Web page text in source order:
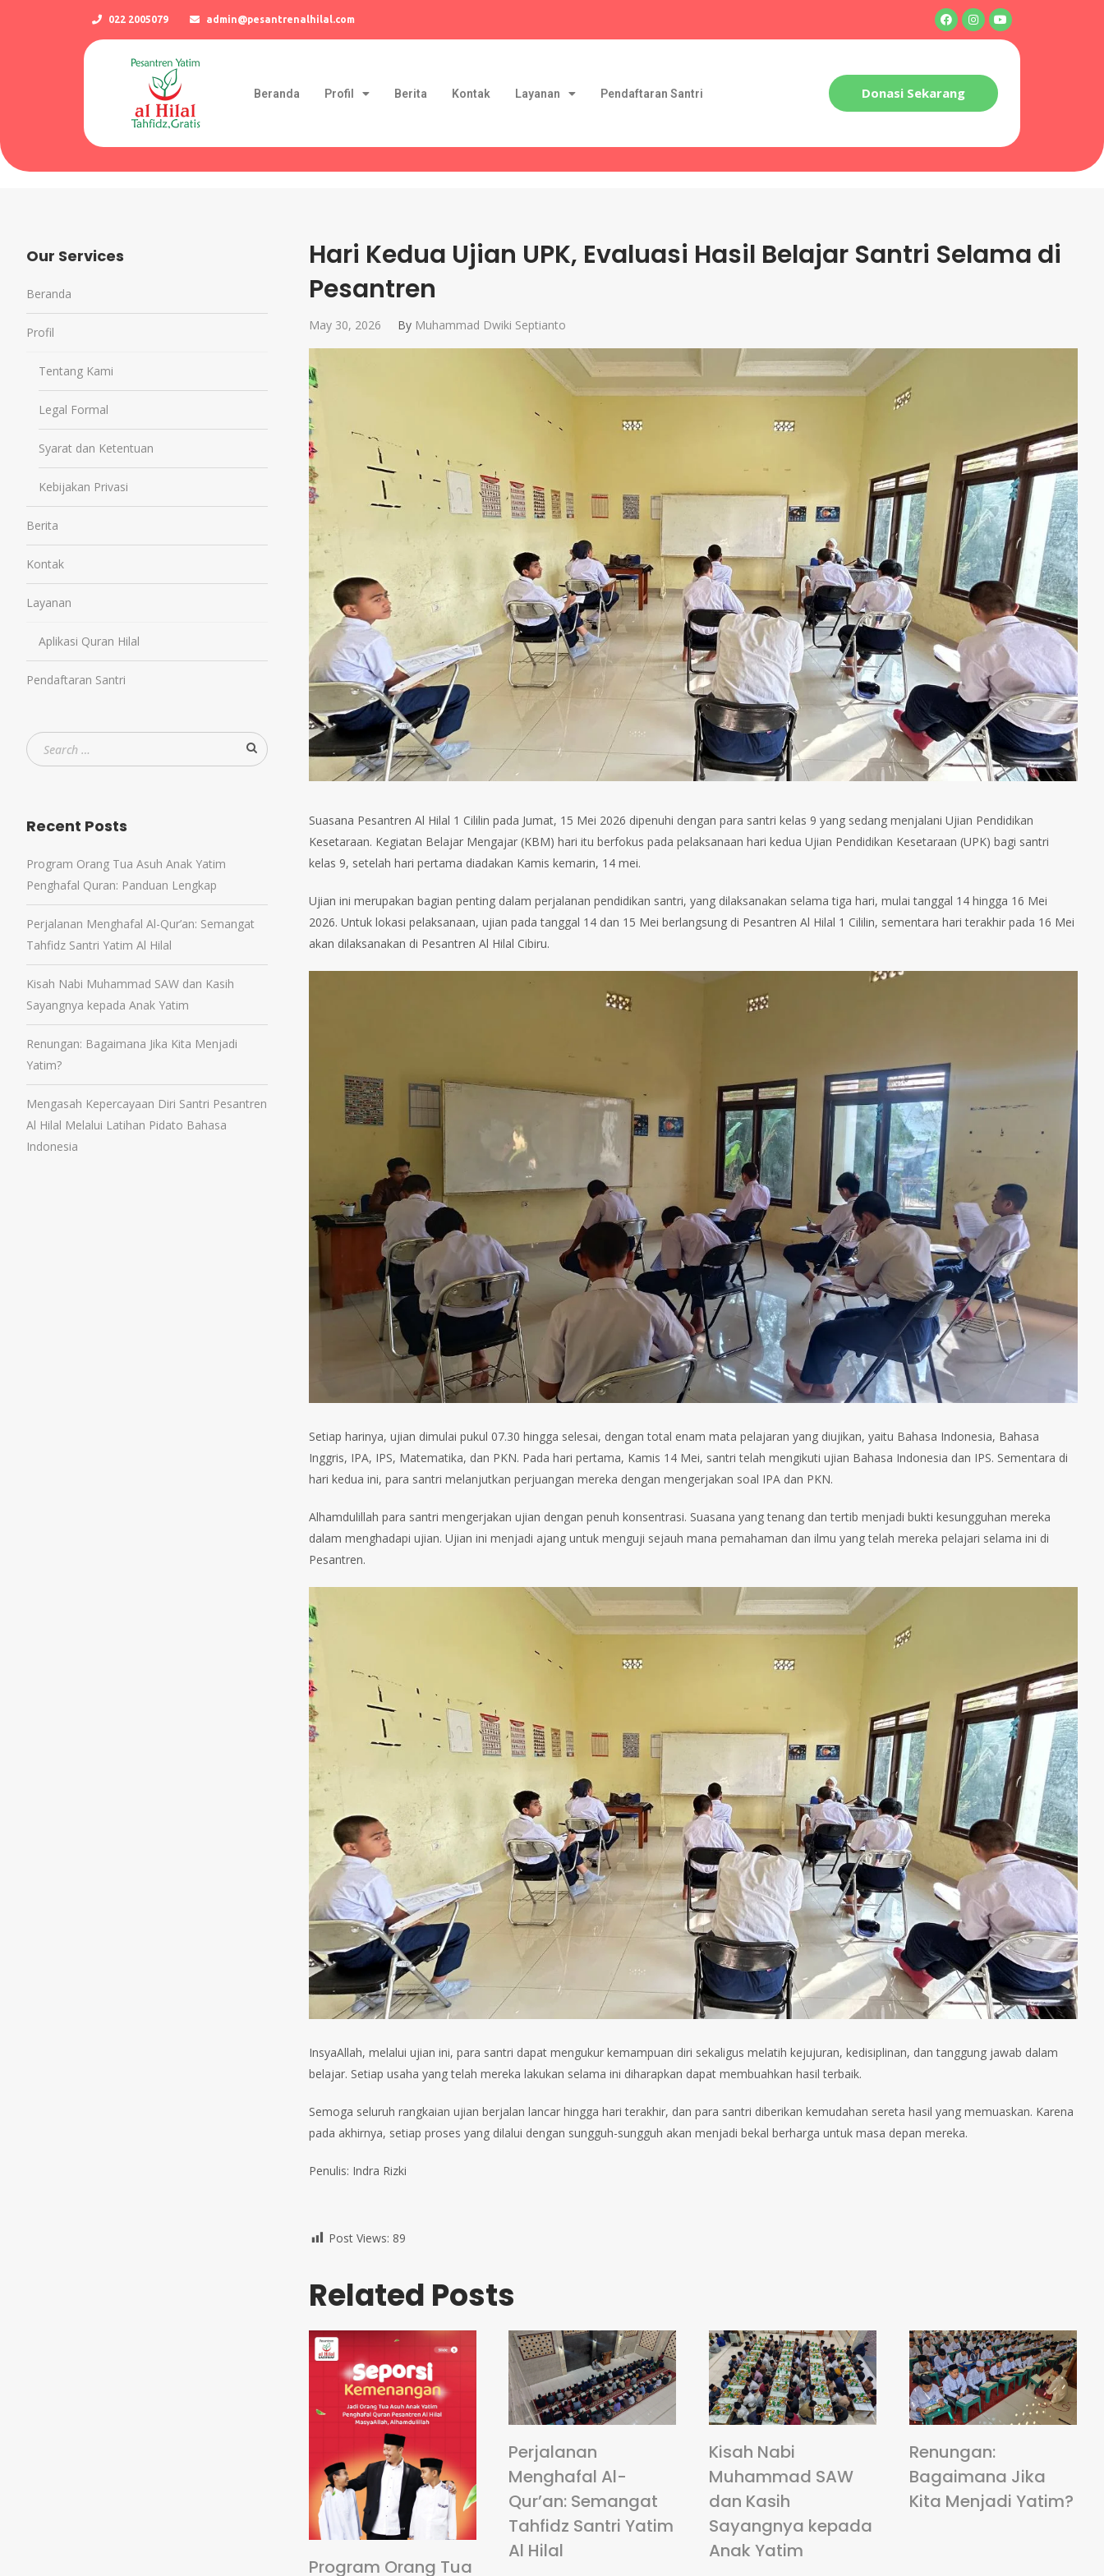
022 2005079 admin@pesantrenalhilal.com
Beranda Profil Berita Kontak Layanan Pendaftaran Santri Donasi Sekarang
Hari Kedua Ujian UPK, Evaluasi Hasil Belajar Santri Selama di
Pesantren
May 30, 2026 By Muhammad Dwiki Septianto
Suasana Pesantren Al Hilal 1 Cililin pada Jumat, 15 Mei 2026 dipenuhi dengan para santri kelas 9 yang sedang menjalani Ujian Pendidikan
Kesetaraan. Kegiatan Belajar Mengajar (KBM) hari itu berfokus pada pelaksanaan hari kedua Ujian Pendidikan Kesetaraan (UPK) bagi santri
kelas 9, setelah hari pertama diadakan Kamis kemarin, 14 mei.
Ujian ini merupakan bagian penting dalam perjalanan pendidikan santri, yang dilaksanakan selama tiga hari, mulai tanggal 14 hingga 16 Mei
2026. Untuk lokasi pelaksanaan, ujian pada tanggal 14 dan 15 Mei berlangsung di Pesantren Al Hilal 1 Cililin, sementara hari terakhir pada 16 Mei
akan dilaksanakan di Pesantren Al Hilal Cibiru.
Setiap harinya, ujian dimulai pukul 07.30 hingga selesai, dengan total enam mata pelajaran yang diujikan, yaitu Bahasa Indonesia, Bahasa
Inggris, IPA, IPS, Matematika, dan PKN. Pada hari pertama, Kamis 14 Mei, santri telah mengikuti ujian Bahasa Indonesia dan IPS. Sementara di
hari kedua ini, para santri melanjutkan perjuangan mereka dengan mengerjakan soal IPA dan PKN.
Alhamdulillah para santri mengerjakan ujian dengan penuh konsentrasi. Suasana yang tenang dan tertib menjadi bukti kesungguhan mereka
dalam menghadapi ujian. Ujian ini menjadi ajang untuk menguji sejauh mana pemahaman dan ilmu yang telah mereka pelajari selama ini di
Pesantren.
InsyaAllah, melalui ujian ini, para santri dapat mengukur kemampuan diri sekaligus melatih kejujuran, kedisiplinan, dan tanggung jawab dalam
belajar. Setiap usaha yang telah mereka lakukan selama ini diharapkan dapat membuahkan hasil terbaik.
Semoga seluruh rangkaian ujian berjalan lancar hingga hari terakhir, dan para santri diberikan kemudahan sereta hasil yang memuaskan. Karena
pada akhirnya, setiap proses yang dilalui dengan sungguh-sungguh akan menjadi bekal berharga untuk masa depan mereka.
Penulis: Indra Rizki
Post Views: 89
Related Posts
Program Orang Tua
Perjalanan
Menghafal Al-
Qur’an: Semangat
Tahfidz Santri Yatim
Al Hilal
Kisah Nabi
Muhammad SAW
dan Kasih
Sayangnya kepada
Anak Yatim
Renungan:
Bagaimana Jika
Kita Menjadi Yatim?
Our Services
Beranda
Profil
Tentang Kami
Legal Formal
Syarat dan Ketentuan
Kebijakan Privasi
Berita
Kontak
Layanan
Aplikasi Quran Hilal
Pendaftaran Santri
Recent Posts
Program Orang Tua Asuh Anak Yatim
Penghafal Quran: Panduan Lengkap
Perjalanan Menghafal Al-Qur’an: Semangat
Tahfidz Santri Yatim Al Hilal
Kisah Nabi Muhammad SAW dan Kasih
Sayangnya kepada Anak Yatim
Renungan: Bagaimana Jika Kita Menjadi
Yatim?
Mengasah Kepercayaan Diri Santri Pesantren
Al Hilal Melalui Latihan Pidato Bahasa
Indonesia